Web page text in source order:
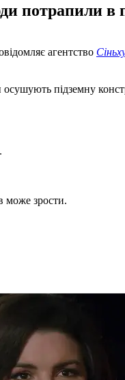
потрапили в
агентство
осушують підземну
може зрости.